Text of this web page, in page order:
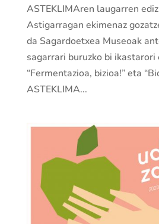
ASTEKLIMAren laugarren
Astigarragan ekimenaz
da Sagardoetxea Museoak
sagarrari buruzko bi ikastarori
“Fermentazioa, bizioa!” eta
ASTEKLIMA...